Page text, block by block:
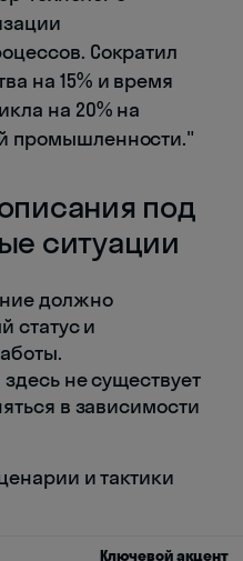
Сократил
на 15% и время
на 20% на
промышленности."
под
ситуации
должно
статус и
не существует
в зависимости
и тактики
Ключевой акцент